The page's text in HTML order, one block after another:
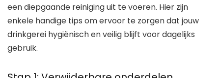
een diepgaande reiniging uit te voeren. Hier zijn
enkele handige tips om ervoor te zorgen dat jouw
drinkgerei hygiënisch en veilig blijft voor dagelijks
gebruik.